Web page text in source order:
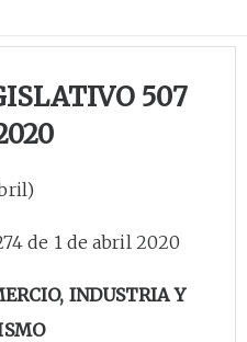
507
de 1 de abril 2020
INDUSTRIA Y